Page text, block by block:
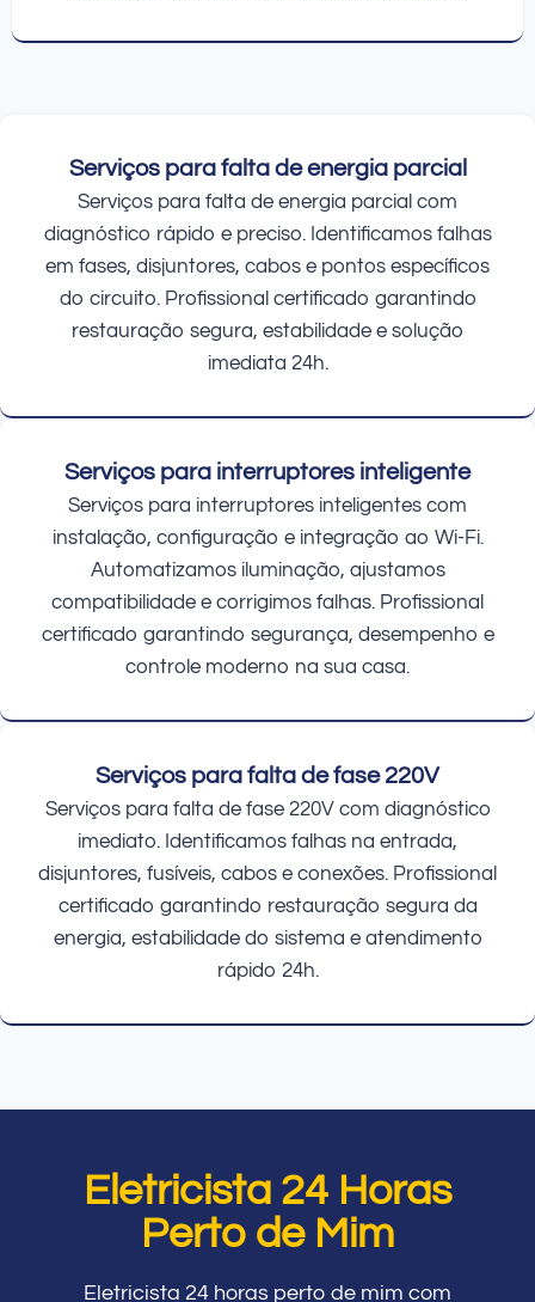
Serviços para falta de energia parcial
Serviços para falta de energia parcial com
diagnóstico rápido e preciso. Identificamos falhas
em fases, disjuntores, cabos e pontos específicos
do circuito. Profissional certificado garantindo
restauração segura, estabilidade e solução
imediata 24h.
Serviços para interruptores inteligente
Serviços para interruptores inteligentes com
instalação, configuração e integração ao Wi-Fi.
Automatizamos iluminação, ajustamos
compatibilidade e corrigimos falhas. Profissional
certificado garantindo segurança, desempenho e
controle moderno na sua casa.
Serviços para falta de fase 220V
Serviços para falta de fase 220V com diagnóstico
imediato. Identificamos falhas na entrada,
disjuntores, fusíveis, cabos e conexões. Profissional
certificado garantindo restauração segura da
energia, estabilidade do sistema e atendimento
rápido 24h.
Eletricista 24 Horas
Perto de Mim
Eletricista 24 horas perto de mim com